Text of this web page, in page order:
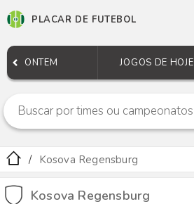
PLACAR DE FUTEBOL
ONTEM JOGOS DE HOJE
Kosova Regensburg
Kosova Regensburg